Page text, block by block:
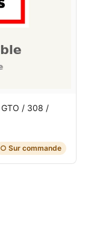
/ 308 /
○ Sur commande